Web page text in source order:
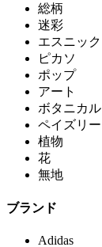
総柄
迷彩
エスニック
ピカソ
ポップ
アート
ボタニカル
ペイズリー
植物
花
無地
ブランド
Adidas